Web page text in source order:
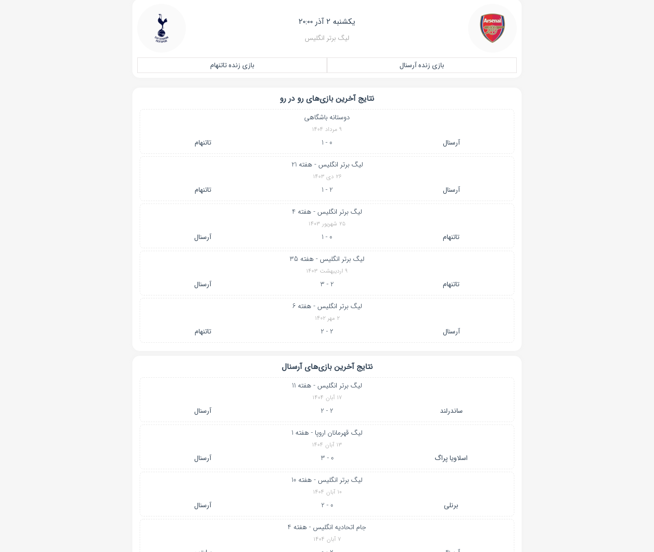
یکشنبه ۲ آذر ۲۰:۰۰
لیگ برتر انگلیس
بازی زنده آرسنال بازی زنده تاتنهام
نتایج آخرین بازی‌های رو در رو
دوستانه باشگاهی
۹ مرداد ۱۴۰۴
آرسنال 0 - 1 تاتنهام
لیگ برتر انگلیس - هفته 21
۲۶ دی ۱۴۰۳
آرسنال 2 - 1 تاتنهام
لیگ برتر انگلیس - هفته 4
۲۵ شهریور ۱۴۰۳
تاتنهام 0 - 1 آرسنال
لیگ برتر انگلیس - هفته 35
۹ اردیبهشت ۱۴۰۳
تاتنهام 2 - 3 آرسنال
لیگ برتر انگلیس - هفته 6
۲ مهر ۱۴۰۲
آرسنال 2 - 2 تاتنهام
نتایج آخرین بازی‌های آرسنال
لیگ برتر انگلیس - هفته 11
۱۷ آبان ۱۴۰۴
ساندرلند 2 - 2 آرسنال
لیگ قهرمانان اروپا - هفته 1
۱۳ آبان ۱۴۰۴
اسلاویا پراگ 0 - 3 آرسنال
لیگ برتر انگلیس - هفته 10
۱۰ آبان ۱۴۰۴
برنلی 0 - 2 آرسنال
جام اتحادیه انگلیس - هفته 4
۷ آبان ۱۴۰۴